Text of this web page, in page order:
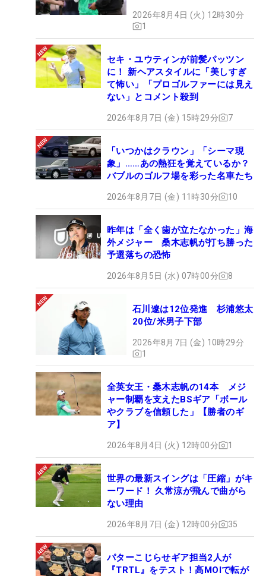
2026年8月4日 (火) 12時30分
1
セキ・ユウティンが前髪パッツン
に！ 新ヘアスタイルに「美しすぎ
て怖い」「プロゴルファーには見え
ない」とコメント殺到
2026年8月7日 (金) 15時29分 7
「いつかはクラウン」「シーマ現
象」……あの熱狂を覚えているか？
バブルのゴルフ場を彩った名車たち
2026年8月7日 (金) 11時30分 10
昨年は「全く歯が立たなかった」海
外メジャー 桑木志帆が打ち勝った
予選落ちの恐怖
2026年8月5日 (水) 07時00分 8
石川遼は12位発進 杉浦悠太
20位/米男子下部
2026年8月7日 (金) 10時29分
1
全英女王・桑木志帆の14本 メジ
ャー制覇を支えたBSギア「ボール
やクラブを信頼した」【勝者のギ
ア】
2026年8月4日 (火) 12時00分 1
世界の最新スイングは「圧縮」がキ
ーワード！ 久常涼が飛んで曲がら
ない理由
2026年8月7日 (金) 12時00分 35
パターこじらせギア担当2人が
『TRTL』をテスト！高MOIで転が